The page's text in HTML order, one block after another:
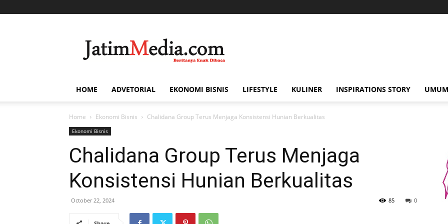
Media
HOME ADVETORIAL EKONOMI BISNIS LIFESTYLE KULINER INSPIRATIONS STORY UMUM
Home Ekonomi Bisnis Chalidana Group Terus Menjaga Konsistensi Hunian Berkualitas
Ekonomi Bisnis
Chalidana Group Terus Menjaga
Konsistensi Hunian Berkualitas
October 22, 2024 0
85